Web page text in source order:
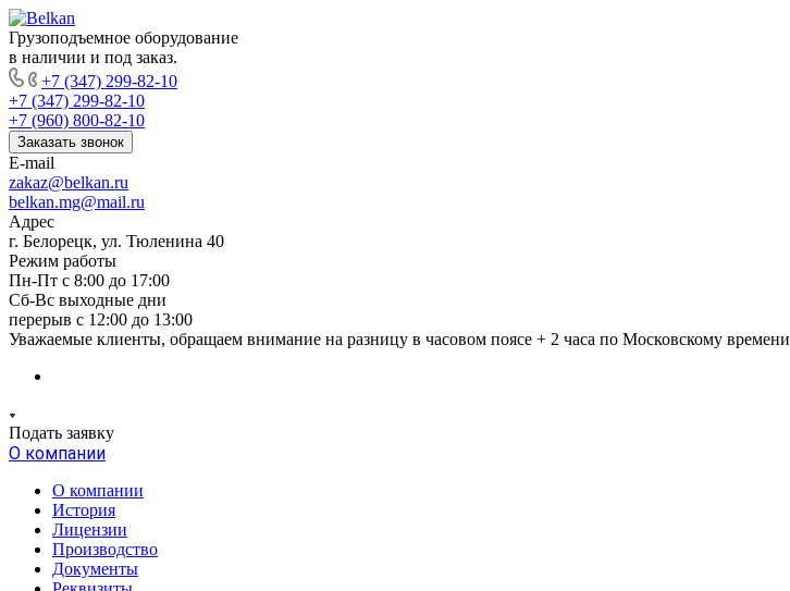
Грузоподъемное оборудование
в наличии и под заказ.
+7 (347) 299-82-10
+7 (347) 299-82-10
+7 (960) 800-82-10
Заказать звонок
E-mail
zakaz@belkan.ru
belkan.mg@mail.ru
Адрес
г. Белорецк, ул. Тюленина 40
Режим работы
Пн-Пт с 8:00 до 17:00
Сб-Вс выходные дни
перерыв с 12:00 до 13:00
Уважаемые клиенты, обращаем внимание на разницу в часовом поясе + 2 часа по Московскому времени
Подать заявку
О компании
О компании
История
Лицензии
Производство
Документы